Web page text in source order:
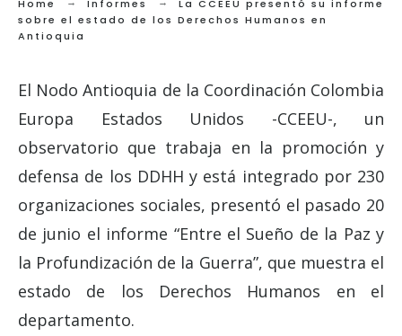
Home Informes
La CCEEU presentó su informe
sobre el estado de los Derechos Humanos en
Antioquia
El Nodo Antioquia de la Coordinación Colombia
Europa Estados Unidos -CCEEU-, un
observatorio que trabaja en la promoción y
defensa de los DDHH y está integrado por 230
organizaciones sociales, presentó el pasado 20
de junio el informe “Entre el Sueño de la Paz y
la Profundización de la Guerra”, que muestra el
estado de los Derechos Humanos en el
departamento.